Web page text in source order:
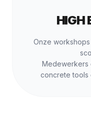
HIGH
Onze
Medewerkers
concrete tools